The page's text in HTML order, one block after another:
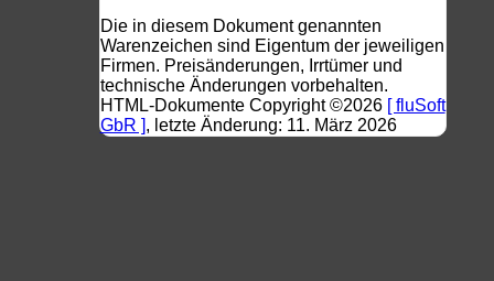
Die in diesem Dokument genannten
Warenzeichen sind Eigentum der jeweiligen
Firmen. Preisänderungen, Irrtümer und
technische Änderungen vorbehalten.
HTML-Dokumente Copyright ©2026 [ fluSoft
GbR ], letzte Änderung: 11. März 2026